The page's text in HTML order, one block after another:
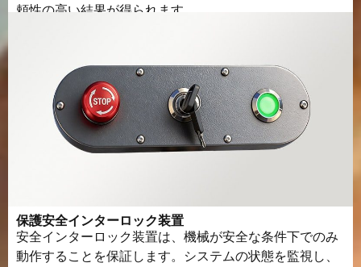
頼性の高い結果が得られます。.
保護安全インターロック装置
安全インターロック装置は、機械が安全な条件下でのみ
動作することを保証します。システムの状態を監視し、